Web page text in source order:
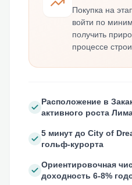
Покупка на
войти по
получить
процессе
Расположение в
активного роста
5 минут до City of
гольф-курорта
Ориентировочная
доходность 6-8%